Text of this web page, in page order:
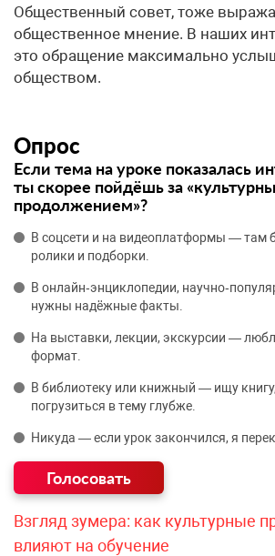
Общественный совет, тоже
общественное мнение. В наших
это обращение максимально
обществом.
Опрос
Если тема на уроке показалась
ты скорее пойдёшь за
продолжением»?
В соцсети и на видеоплатформы — там
ролики и подборки.
В онлайн‑энциклопедии,
нужны надёжные факты.
На выставки, лекции, экскурсии —
формат.
В библиотеку или книжный — ищу
погрузиться в тему глубже.
Никуда — если урок закончился, я
Взгляд зумера: как культурные
влияют на обучение